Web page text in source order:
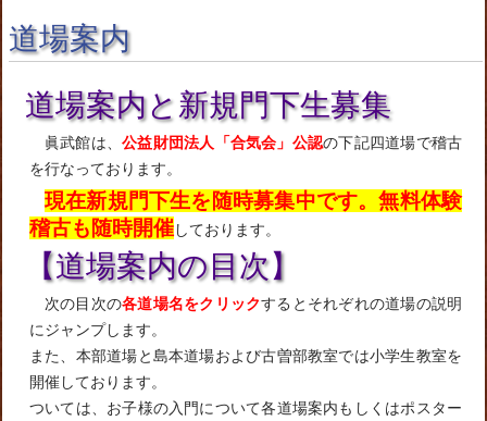
道場案内
道場案内と新規門下生募集
眞武館は、公益財団法人「合気会」公認の下記四道場で稽古
を行なっております。
現在新規門下生を随時募集中です。無料体験
稽古も随時開催しております。
【道場案内の目次】
次の目次の各道場名をクリックするとそれぞれの道場の説明
にジャンプします。
また、本部道場と島本道場および古曽部教室では小学生教室を
開催しております。
ついては、お子様の入門について各道場案内もしくはポスター